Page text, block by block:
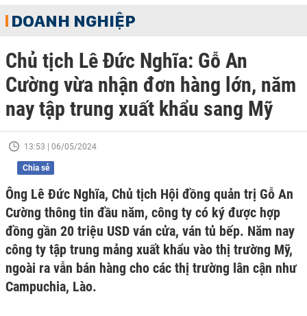
DOANH NGHIỆP
Chủ tịch Lê Đức Nghĩa: Gỗ An
Cường vừa nhận đơn hàng lớn, năm
nay tập trung xuất khẩu sang Mỹ
13:53 | 06/05/2024
Chia sẻ
Ông Lê Đức Nghĩa, Chủ tịch Hội đồng quản trị Gỗ An
Cường thông tin đầu năm, công ty có ký được hợp
đồng gần 20 triệu USD ván cửa, ván tủ bếp. Năm nay
công ty tập trung mảng xuất khẩu vào thị trường Mỹ,
ngoài ra vẫn bán hàng cho các thị trường lân cận như
Campuchia, Lào.